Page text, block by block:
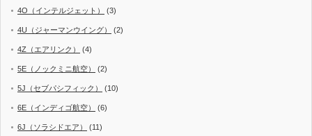
4O（インテルジェット） (3)
4U（ジャーマンウイング） (2)
4Z（エアリンク） (4)
5E（ノックミニ航空） (2)
5J（セブパシフィック） (10)
6E（インディゴ航空） (6)
6J（ソラシドエア） (11)